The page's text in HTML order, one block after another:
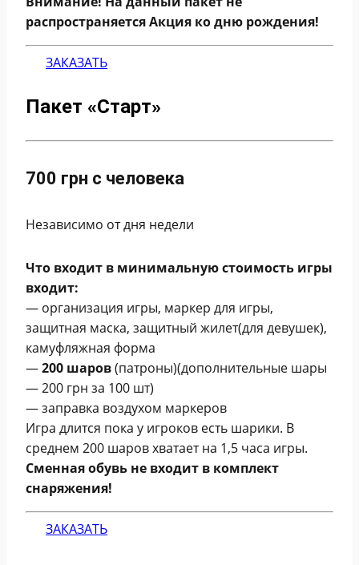
распространяется Акция ко дню рождения!
ЗАКАЗАТЬ
Пакет «Старт»
700 грн с человека
Независимо от дня недели
Что входит в минимальную стоимость игры
входит:
— организация игры, маркер для игры,
защитная маска, защитный жилет(для девушек),
камуфляжная форма
—200 шаров(патроны)(дополнительные шары
— 200 грн за 100 шт)
— заправка воздухом маркеров
Игра длится пока у игроков есть шарики. В
среднем 200 шаров хватает на 1,5 часа игры.
Сменная обувь не входит в комплект
снаряжения!
ЗАКАЗАТЬ